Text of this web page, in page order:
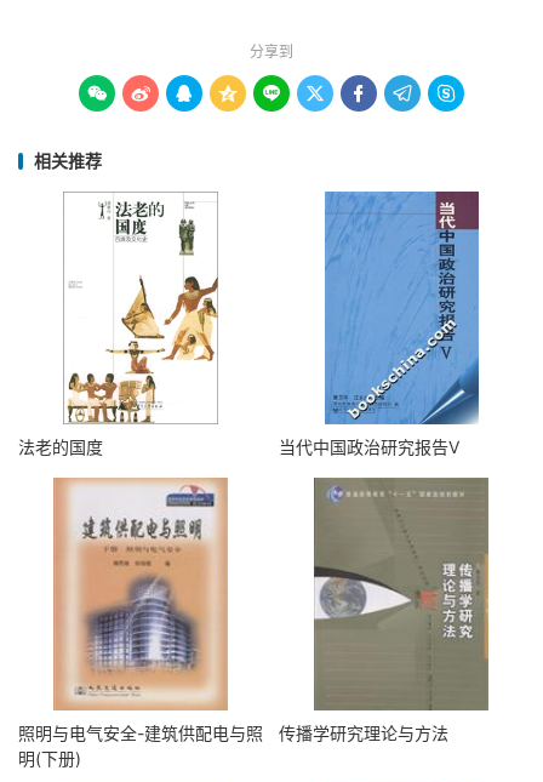
分享到
        
相关推荐
法老的国度 当代中国政治研究报告V
照明与电气安全-建筑供配电与照
明(下册)
传播学研究理论与方法